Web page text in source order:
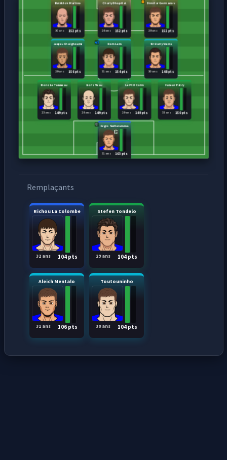
Gigio Saillarumma
163 pts
31 ans
Nono Le Tonneau
149 pts
25 ans
Boris Veau
149 pts
29 ans
Le Ptit Colin
149 pts
29 ans
Fureur Patry
150 pts
33 ans
Jeujeu Chalghoumi
156 pts
29 ans
Rom Lem
154 pts
31 ans
Sir Harry Vieira
148 pts
30 ans
Batiktok Martino
152 pts
30 ans
Charly Dhopital
152 pts
26 ans
Dimitar Germanov
152 pts
29 ans
Remplaçants
Richou La Colombe
104 pts
32 ans
Stefen Tondelo
104 pts
29 ans
Aleich Mentalo
106 pts
31 ans
Toutouninho
104 pts
30 ans